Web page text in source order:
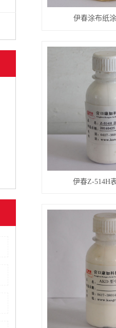
伊春涂布纸
伊春Z-514H